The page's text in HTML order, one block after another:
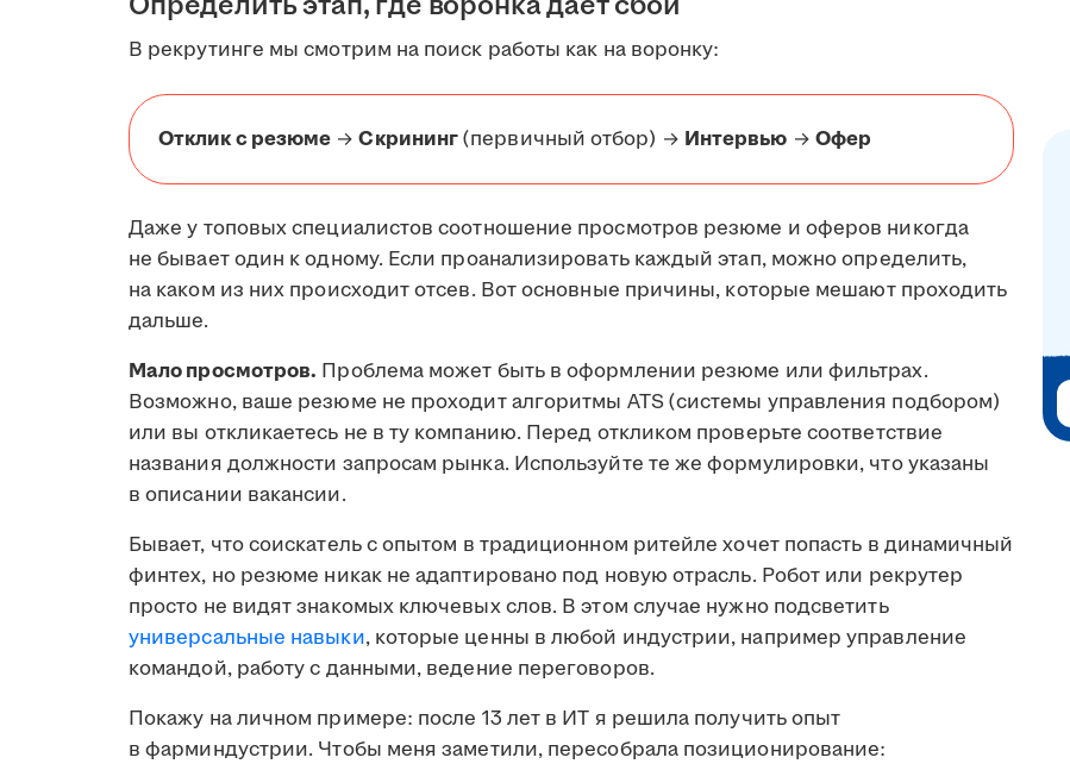
В рекрутинге мы смотрим на поиск работы как на воронку:
Отклик с резюме →Скрининг(первичный отбор) → Интервью → Офер
Даже у топовых специалистов соотношение просмотров резюме и оферов никогда
не бывает один к одному. Если проанализировать каждый этап, можно определить,
на каком из них происходит отсев. Вот основные причины, которые мешают проходить
дальше.
Мало просмотров. Проблема может быть в оформлении резюме или фильтрах.
Возможно, ваше резюме не проходит алгоритмы ATS (системы управления подбором)
или вы откликаетесь не в ту компанию. Перед откликом проверьте соответствие
названия должности запросам рынка. Используйте те же формулировки, что указаны
в описании вакансии.
Бывает, что соискатель с опытом в традиционном ритейле хочет попасть в динамичный
финтех, но резюме никак не адаптировано под новую отрасль. Робот или рекрутер
просто не видят знакомых ключевых слов. В этом случае нужно подсветить
универсальные навыки, которые ценны в любой индустрии, например управление
командой, работу с данными, ведение переговоров.
Покажу на личном примере: после 13 лет в ИТ я решила получить опыт
в фарминдустрии. Чтобы меня заметили, пересобрала позиционирование: